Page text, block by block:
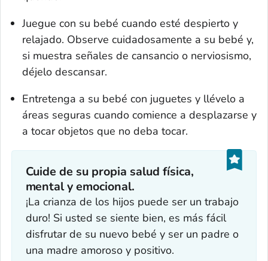
Juegue con su bebé cuando esté despierto y
relajado. Observe cuidadosamente a su bebé y,
si muestra señales de cansancio o nerviosismo,
déjelo descansar.
Entretenga a su bebé con juguetes y llévelo a
áreas seguras cuando comience a desplazarse y
a tocar objetos que no deba tocar.
Cuide de su propia salud física,
mental y emocional.
¡La crianza de los hijos puede ser un trabajo
duro! Si usted se siente bien, es más fácil
disfrutar de su nuevo bebé y ser un padre o
una madre amoroso y positivo.